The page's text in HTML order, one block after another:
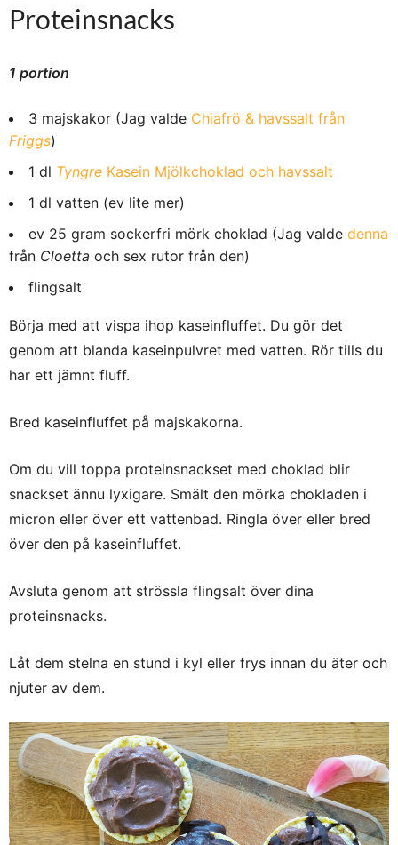
Proteinsnacks
1 portion
3 majskakor (Jag valde Chiafrö & havssalt från
Friggs)
1 dl Tyngre Kasein Mjölkchoklad och havssalt
1 dl vatten (ev lite mer)
ev 25 gram sockerfri mörk choklad (Jag valde denna
från Cloetta och sex rutor från den)
flingsalt
Börja med att vispa ihop kaseinfluffet. Du gör det
genom att blanda kaseinpulvret med vatten. Rör tills du
har ett jämnt fluff.
Bred kaseinfluffet på majskakorna.
Om du vill toppa proteinsnackset med choklad blir
snackset ännu lyxigare. Smält den mörka chokladen i
micron eller över ett vattenbad. Ringla över eller bred
över den på kaseinfluffet.
Avsluta genom att strössla flingsalt över dina
proteinsnacks.
Låt dem stelna en stund i kyl eller frys innan du äter och
njuter av dem.